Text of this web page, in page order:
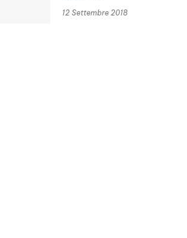
12 Settembre 2018